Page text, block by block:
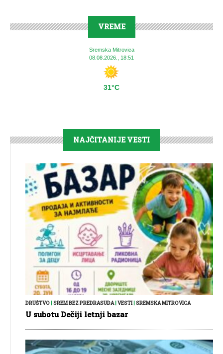
VREME
Sremska Mitrovica
08.08.2026., 18:51
31°C
NAJČITANIJE VESTI
DRUŠTVO SREM BEZ PREDRASUDA| VESTI| SREMSKA MITROVICA
U subotu Dečiji letnji bazar